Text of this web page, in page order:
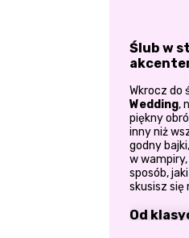
Ślub w
Wkrocz do
Wedding,
piękny
inny niż
godny
w
sposób,
skusisz się
Od